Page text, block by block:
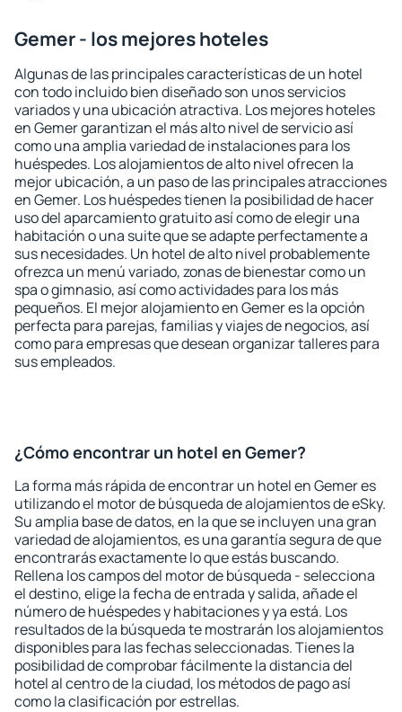
Gemer - los mejores hoteles
Algunas de las principales características de un hotel
con todo incluido bien diseñado son unos servicios
variados y una ubicación atractiva. Los mejores hoteles
en Gemer garantizan el más alto nivel de servicio así
como una amplia variedad de instalaciones para los
huéspedes. Los alojamientos de alto nivel ofrecen la
mejor ubicación, a un paso de las principales atracciones
en Gemer. Los huéspedes tienen la posibilidad de hacer
uso del aparcamiento gratuito así como de elegir una
habitación o una suite que se adapte perfectamente a
sus necesidades. Un hotel de alto nivel probablemente
ofrezca un menú variado, zonas de bienestar como un
spa o gimnasio, así como actividades para los más
pequeños. El mejor alojamiento en Gemer es la opción
perfecta para parejas, familias y viajes de negocios, así
como para empresas que desean organizar talleres para
sus empleados.
¿Cómo encontrar un hotel en Gemer?
La forma más rápida de encontrar un hotel en Gemer es
utilizando el motor de búsqueda de alojamientos de eSky.
Su amplia base de datos, en la que se incluyen una gran
variedad de alojamientos, es una garantía segura de que
encontrarás exactamente lo que estás buscando.
Rellena los campos del motor de búsqueda - selecciona
el destino, elige la fecha de entrada y salida, añade el
número de huéspedes y habitaciones y ya está. Los
resultados de la búsqueda te mostrarán los alojamientos
disponibles para las fechas seleccionadas. Tienes la
posibilidad de comprobar fácilmente la distancia del
hotel al centro de la ciudad, los métodos de pago así
como la clasificación por estrellas.